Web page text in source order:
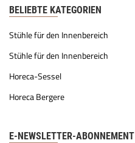
BELIEBTE KATEGORIEN
Stühle für den Innenbereich
Stühle für den Innenbereich
Horeca-Sessel
Horeca Bergere
E-NEWSLETTER-ABONNEMENT